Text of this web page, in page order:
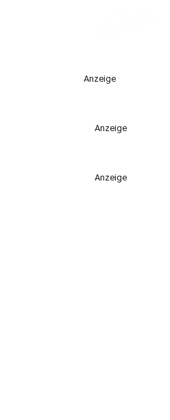
Anzeige
Anzeige
Anzeige